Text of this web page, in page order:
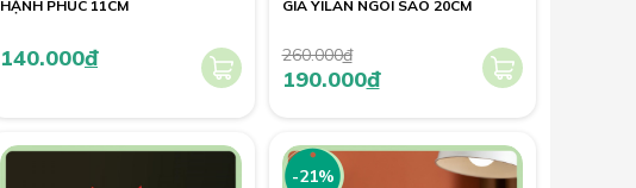
HẠNH PHÚC 11CM
140.000đ
GIA YILAN NGÔI SAO 20CM
260.000đ
190.000đ
-21%